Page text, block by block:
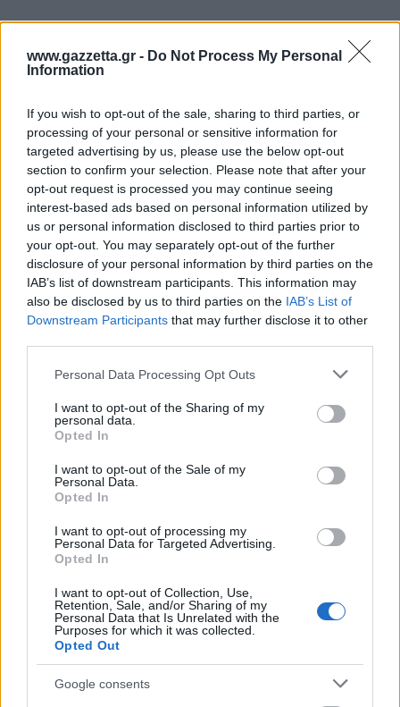
www.gazzetta.gr - Do Not Process My Personal
Information
If you wish to opt-out of the sale, sharing to third parties, or
processing of your personal or sensitive information for
targeted advertising by us, please use the below opt-out
section to confirm your selection. Please note that after your
opt-out request is processed you may continue seeing
interest-based ads based on personal information utilized by
us or personal information disclosed to third parties prior to
your opt-out. You may separately opt-out of the further
disclosure of your personal information by third parties on the
IAB’s list of downstream participants. This information may
also be disclosed by us to third parties on the IAB’s List of
Downstream Participants that may further disclose it to other
Please note that this website/app uses one or more Google
not limited to your visit or usage behaviour. You may click to
grant or deny consent to Google and its third-party tags to
use your data for below specified purposes in below Google
consent section.
Personal Data Processing Opt Outs
I want to opt-out of the Sharing of my
personal data.
Opted In
I want to opt-out of the Sale of my
Personal Data.
Opted In
I want to opt-out of processing my
Personal Data for Targeted Advertising.
Opted In
I want to opt-out of Collection, Use,
Retention, Sale, and/or Sharing of my
Personal Data that Is Unrelated with the
Purposes for which it was collected.
Opted Out
Google consents
Νορντχάουζεν, απομονωμένος από όλους, για να
κλειστεί σε γηροκομείο ως το τέλος της ζωής του.
Διάβασε όλα τατελευταία νέατης αθλητικής
επικαιρότητας. Μάθε για όλους τους
live αγώνες σήμερα
εβδομάδας μέσα από το υπερπλήρες Πρόγραμμα TV του
Gazzetta. Ακολούθησέ μας και στοGoogle News.